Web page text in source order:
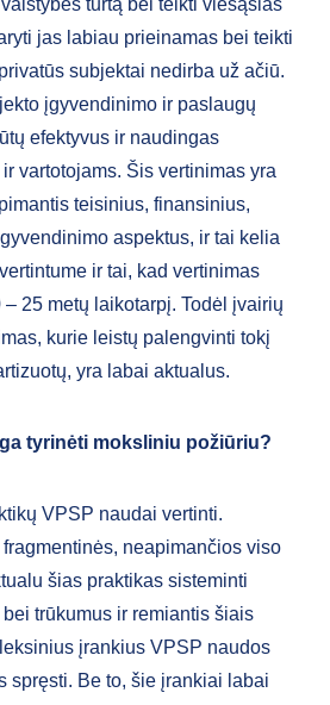
jas labiau prieinamas bei teikti
subjektai nedirba už ačiū.
įgyvendinimo ir paslaugų
efektyvus ir naudingas
vartotojams. Šis vertinimas yra
teisinius, finansinius,
aspektus, ir tai kelia
ir tai, kad vertinimas
25 metų laikotarpį. Todėl įvairių
kurie leistų palengvinti tokį
yra labai aktualus.
tyrinėti moksliniu požiūriu?
VPSP naudai vertinti.
neapimančios viso
šias praktikas sisteminti
trūkumus ir remiantis šiais
įrankius VPSP naudos
spręsti. Be to, šie įrankiai labai